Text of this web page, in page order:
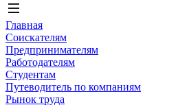
Главная
Соискателям
Предпринимателям
Работодателям
Студентам
Путеводитель по компаниям
Рынок труда